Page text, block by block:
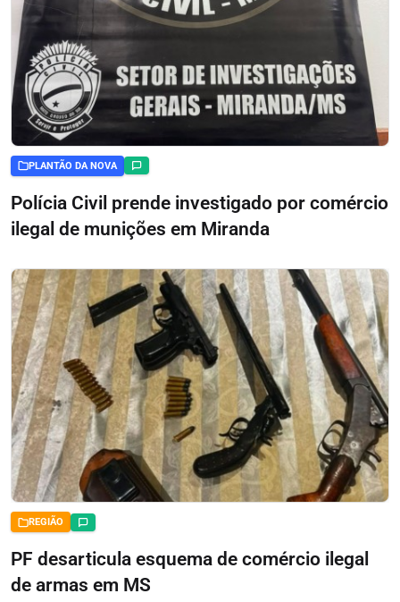
PLANTÃO DA NOVA
Polícia Civil prende investigado por comércio
ilegal de munições em Miranda
REGIÃO
PF desarticula esquema de comércio ilegal
de armas em MS